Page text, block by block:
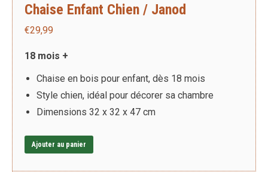
Chaise Enfant Chien / Janod
€29,99
18 mois +
Chaise en bois pour enfant, dès 18 mois
Style chien, idéal pour décorer sa chambre
Dimensions 32 x 32 x 47 cm
Ajouter au panier